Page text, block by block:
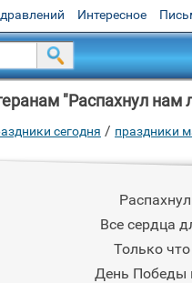
Интересное
"Распахнул
сегодня / праздники
Все сердца
Только
День Победы